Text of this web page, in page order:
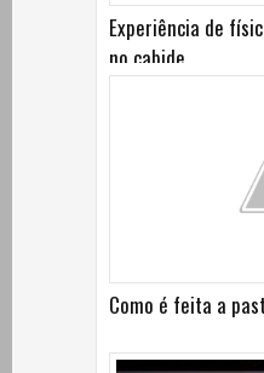
Experiência de
no cabide
Como é feita a